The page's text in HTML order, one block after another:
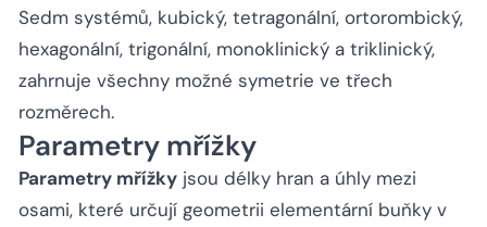
Sedm systémů, kubický, tetragonální, ortorombický,
hexagonální, trigonální, monoklinický a triklinický,
zahrnuje všechny možné symetrie ve třech
rozměrech.
Parametry mřížky
Parametry mřížky jsou délky hran a úhly mezi
osami, které určují geometrii elementární buňky v